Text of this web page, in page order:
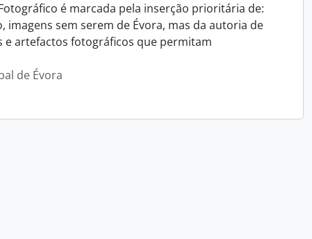
é marcada pela inserção prioritária de:
imagens sem serem de Évora, mas da autoria de
artefactos fotográficos que permitam
de Évora